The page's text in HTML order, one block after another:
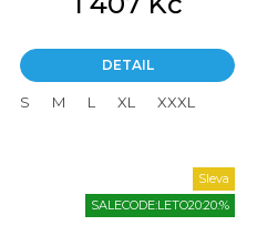
DETAIL
S M L XL XXXL
Sleva
SALECODE:LETO20:20:%